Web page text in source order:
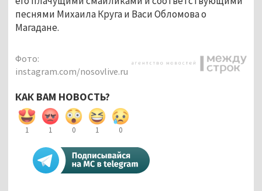
песнями Михаила Круга и Васи Обломова о
Магадане.
Фото:
instagram.com/nosovlive.ru
КАК ВАМ НОВОСТЬ?
1 1 0 1 0